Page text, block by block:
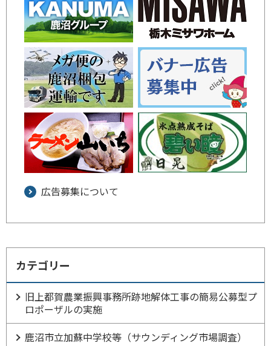
広告募集について
カテゴリー
旧上都賀農業振興事務所跡地解体工事の簡易公募型プ
ロポーザルの実施
鹿沼市立加蘇中学校等（サウンディング市場調査）